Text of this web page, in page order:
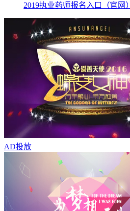
2019执业药师报名入口（官网）
AD投放